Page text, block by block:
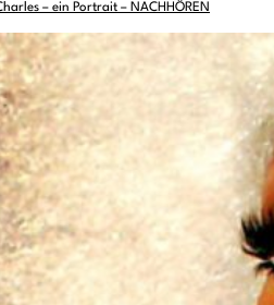
– ein Portrait – NACHHÖREN